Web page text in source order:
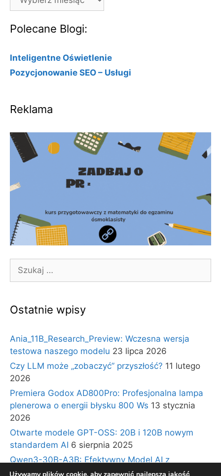
Polecane Blogi:
Inteligentne Oświetlenie
Pozycjonowanie SEO – Usługi
Reklama
Szukaj:
Ostatnie wpisy
Ania_11B_Research_Preview: Wczesna wersja
testowa naszego modelu 23 lipca 2026
Czy LLM może „zobaczyć” przyszłość? 11 lutego
2026
Premiera Godox AD800Pro: Profesjonalna lampa
plenerowa o energii błysku 800 Ws 13 stycznia
2026
Otwarte modele GPT-OSS: 20B i 120B nowym
standardem AI 6 sierpnia 2025
Qwen3-30B-A3B: Efektywny Model AI z
Architekturą Ekspertów i Długim Kontekstem 30